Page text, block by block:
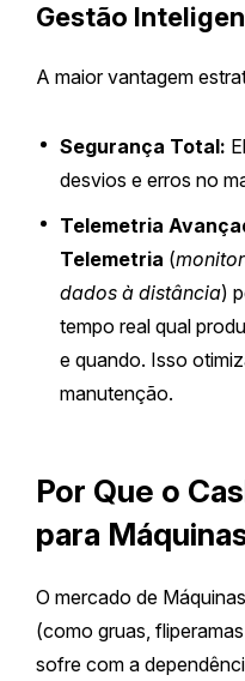
Gestão
A maior vantagem
Segurança Total:
desvios e erros no
Telemetria
Telemetria (
dados à distância)
tempo real qual
e quando. Isso
manutenção.
Por Que o
para
O mercado de
(como gruas,
sofre com a